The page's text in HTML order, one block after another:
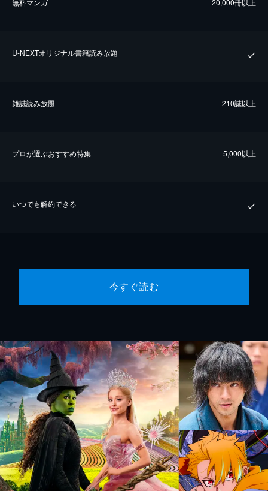
無料マンガ 20,000冊以上
U-NEXTオリジナル書籍読み放題
雑誌読み放題 210誌以上
プロが選ぶおすすめ特集 5,000以上
いつでも解約できる
今すぐ読む